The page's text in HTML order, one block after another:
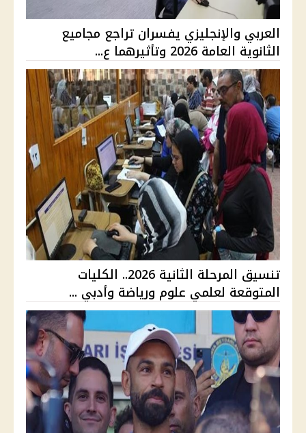
العربي والإنجليزي يفسران تراجع مجاميع
الثانوية العامة 2026 وتأثيرهما ع...
تنسيق المرحلة الثانية 2026.. الكليات
المتوقعة لعلمي علوم ورياضة وأدبي ...